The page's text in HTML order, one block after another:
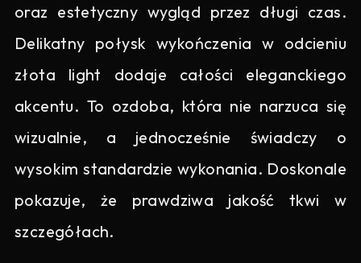
oraz estetyczny wygląd przez długi czas.
Delikatny połysk wykończenia w odcieniu
złota light dodaje całości eleganckiego
akcentu. To ozdoba, która nie narzuca się
wizualnie, a jednocześnie świadczy o
wysokim standardzie wykonania. Doskonale
pokazuje, że prawdziwa jakość tkwi w
szczegółach.